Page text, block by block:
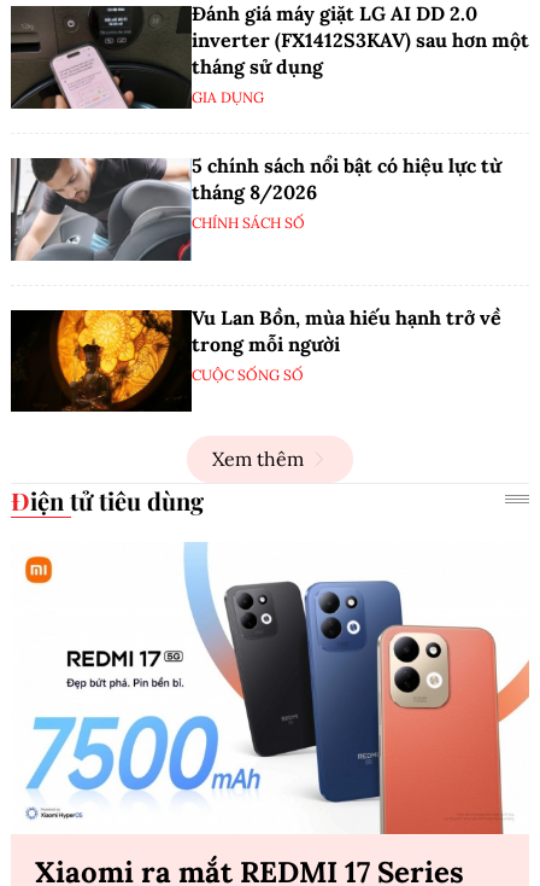
Đánh giá máy giặt LG AI DD 2.0
inverter (FX1412S3KAV) sau hơn một
tháng sử dụng
GIA DỤNG
5 chính sách nổi bật có hiệu lực từ
tháng 8/2026
CHÍNH SÁCH SỐ
Vu Lan Bồn, mùa hiếu hạnh trở về
trong mỗi người
CUỘC SỐNG SỐ
Xem thêm
Điện tử tiêu dùng
Xiaomi ra mắt REDMI 17 Series